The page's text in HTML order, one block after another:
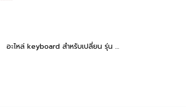
อะไหล่ keyboard สำหรับเปลี่ยน รุ่น Victus 16-D 16T-D 16-R 16-E 16-S TPN-Q263 TPN-Q264,Victus 15-FB 15-FB0015NR FB1013DX,15-FA 15-FB ไม่มีไฟ